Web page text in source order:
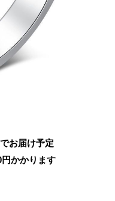
お届け予定
円かかります